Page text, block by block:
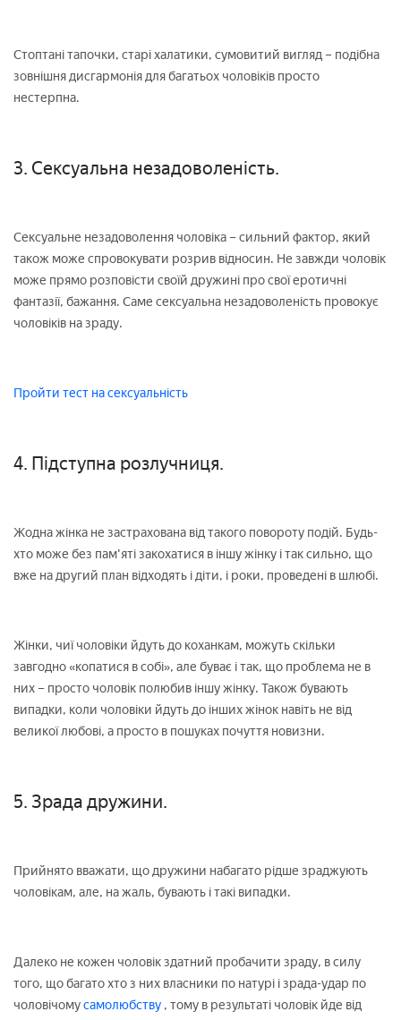
Стоптані тапочки, старі халатики, сумовитий вигляд – подібна
зовнішня дисгармонія для багатьох чоловіків просто
нестерпна.
3. Сексуальна незадоволеність.
Сексуальне незадоволення чоловіка – сильний фактор, який
також може спровокувати розрив відносин. Не завжди чоловік
може прямо розповісти своїй дружині про свої еротичні
фантазії, бажання. Саме сексуальна незадоволеність провокує
чоловіків на зраду.
Пройти тест на сексуальність
4. Підступна розлучниця.
Жодна жінка не застрахована від такого повороту подій. Будь-
хто може без пам'яті закохатися в іншу жінку і так сильно, що
вже на другий план відходять і діти, і роки, проведені в шлюбі.
Жінки, чиї чоловіки йдуть до коханкам, можуть скільки
завгодно «копатися в собі», але буває і так, що проблема не в
них – просто чоловік полюбив іншу жінку. Також бувають
випадки, коли чоловіки йдуть до інших жінок навіть не від
великої любові, а просто в пошуках почуття новизни.
5. Зрада дружини.
Прийнято вважати, що дружини набагато рідше зраджують
чоловікам, але, на жаль, бувають і такі випадки.
Далеко не кожен чоловік здатний пробачити зраду, в силу
того, що багато хто з них власники по натурі і зрада-удар по
чоловічомусамолюбству , тому в результаті чоловік йде від